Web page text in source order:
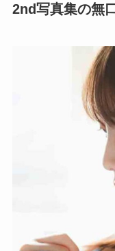
2nd写真集の無